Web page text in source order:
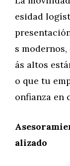
esidad
s
ás altos
o que tu
onfianza en
alizado